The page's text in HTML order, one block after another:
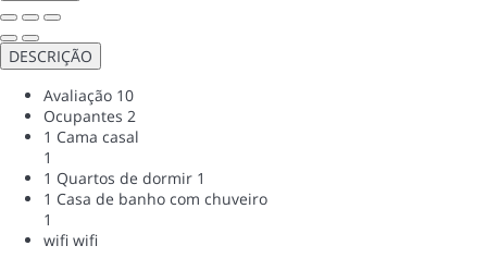
DESCRIÇÃO
Avaliação 10
Ocupantes 2
1 Cama casal
1
1 Quartos de dormir 1
1 Casa de banho com chuveiro
1
wifi wifi